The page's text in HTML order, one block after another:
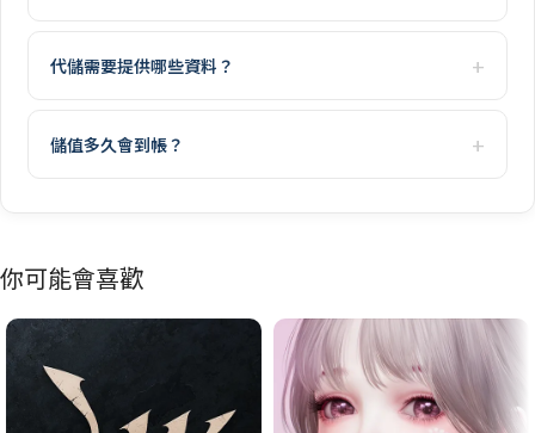
代儲需要提供哪些資料？
儲值多久會到帳？
你可能會喜歡